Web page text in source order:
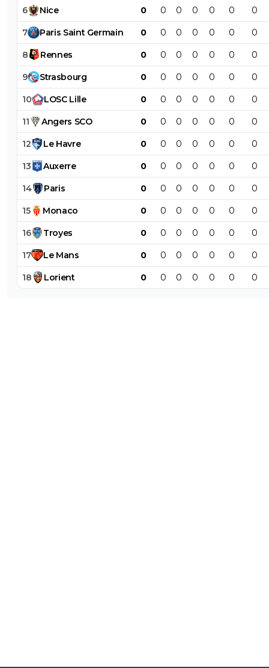
6 Nice 0 0 0 0 0 0 0
7 Paris Saint Germain 0 0 0 0 0 0 0
8 Rennes 0 0 0 0 0 0 0
9 Strasbourg 0 0 0 0 0 0 0
10 LOSC Lille 0 0 0 0 0 0 0
11 Angers SCO 0 0 0 0 0 0 0
12 Le Havre 0 0 0 0 0 0 0
13 Auxerre 0 0 0 0 0 0 0
14 Paris 0 0 0 0 0 0 0
15 Monaco 0 0 0 0 0 0 0
16 Troyes 0 0 0 0 0 0 0
17 Le Mans 0 0 0 0 0 0 0
18 Lorient 0 0 0 0 0 0 0